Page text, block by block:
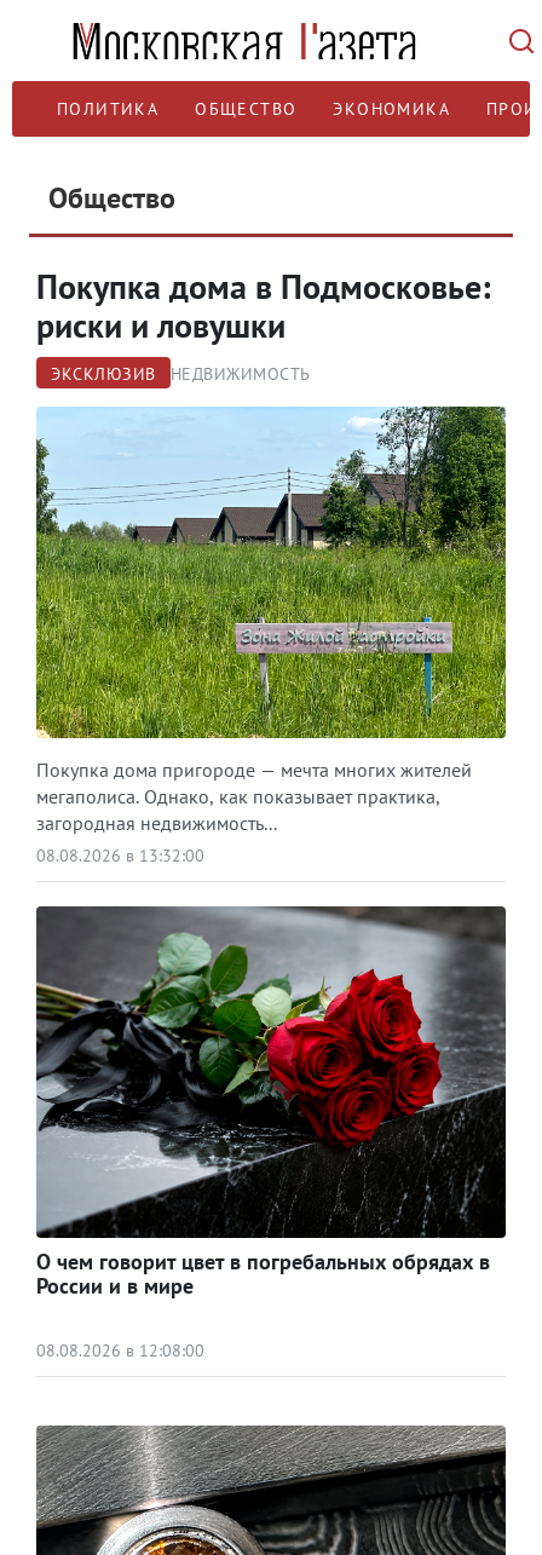
ПОЛИТИКА ОБЩЕСТВО ЭКОНОМИКА
Общество
Покупка дома в Подмосковье:
риски и ловушки
ЭКСКЛЮЗИВ НЕДВИЖИМОСТЬ
Покупка дома пригороде — мечта многих жителей
мегаполиса. Однако, как показывает практика,
загородная недвижимость...
08.08.2026 в 13:32:00
О чем говорит цвет в погребальных обрядах в
России и в мире
08.08.2026 в 12:08:00